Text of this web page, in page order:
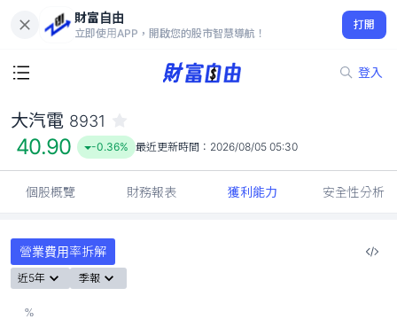
財富自由
立即使用APP，開啟您的股市智慧導航！
打開
登入
40.90
-0.36%
大汽電 8931
40.90 -0.36% 最近更新時間： 2026/08/05 05:30
個股概覽 財務報表 獲利能力 安全性分析
營業費用率拆解
近5年 季報